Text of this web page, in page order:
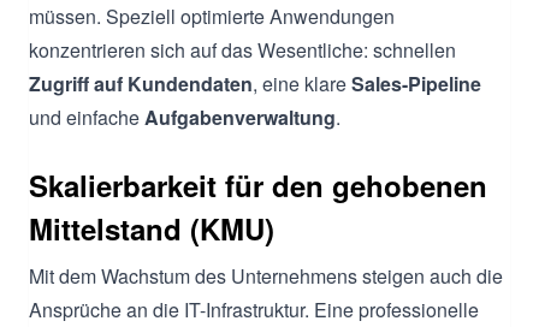
müssen. Speziell optimierte Anwendungen
konzentrieren sich auf das Wesentliche: schnellen
Zugriff auf Kundendaten, eine klareSales-Pipeline
und einfache Aufgabenverwaltung.
Skalierbarkeit für den gehobenen
Mittelstand (KMU)
Mit dem Wachstum des Unternehmens steigen auch die
Ansprüche an die IT-Infrastruktur. Eine professionelle